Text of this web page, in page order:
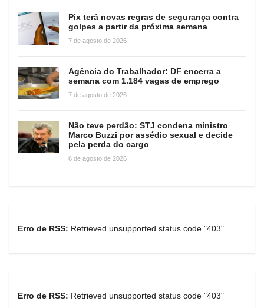
Pix terá novas regras de segurança contra
golpes a partir da próxima semana
7 de agosto de 2026
Agência do Trabalhador: DF encerra a
semana com 1.184 vagas de emprego
7 de agosto de 2026
Não teve perdão: STJ condena ministro
Marco Buzzi por assédio sexual e decide
pela perda do cargo
6 de agosto de 2026
Erro de RSS: Retrieved unsupported status code "403"
Erro de RSS: Retrieved unsupported status code "403"